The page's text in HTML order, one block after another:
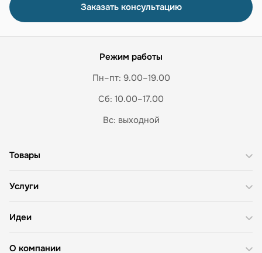
Заказать консультацию
Режим работы
Пн–пт: 9.00–19.00
Сб: 10.00–17.00
Вс: выходной
О компании
Товары
Услуги
Идеи